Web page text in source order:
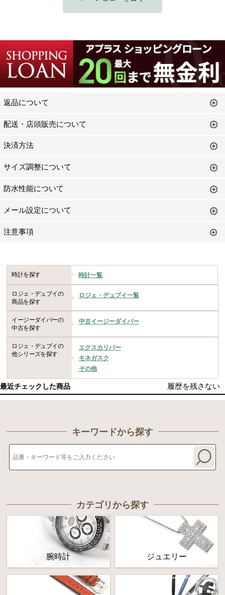
返品について
配送・店頭販売について
決済方法
サイズ調整について
防水性能について
メール設定について
注意事項
時計を探す 時計一覧
ロジェ・デュブイの
商品を探す
ロジェ・デュブイ一覧
イージーダイバーの
中古を探す
中古イージーダイバー
ロジェ・デュブイの
他シリーズを探す
エクスカリバー
モネガスク
その他
最近チェックした商品 履歴を残さない
キーワードから探す
カテゴリから探す
腕時計 ジュエリー